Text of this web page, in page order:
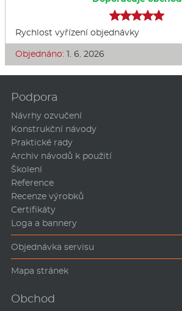
Rychlost vyřízení objednávky
Objednáno: 1. 6. 2026
Podpora
Návrhy ozvučení
Konstrukční návody
Praktické rady
Archiv návodů k použití
Školení
Reference
Recenze výrobků
Certifikáty
Loga a bannery
Objednávka servisu
Mapa stránek
Obchod